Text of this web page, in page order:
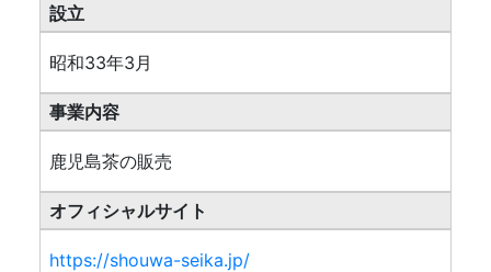
設立
昭和33年3月
事業内容
鹿児島茶の販売
オフィシャルサイト
https://shouwa-seika.jp/